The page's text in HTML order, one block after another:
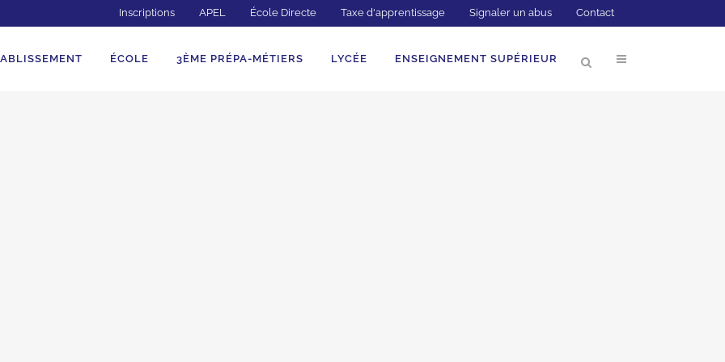
Inscriptions APEL École Directe Taxe d'apprentissage Signaler un abus Contact
ÉCOLE 3ÈME PRÉPA-MÉTIERS LYCÉE ENSEIGNEMENT SUPÉRIEUR